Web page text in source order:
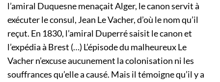
l’amiral Duquesne menaçait Alger, le canon servit à
exécuter le consul, Jean Le Vacher, d’où le nom qu’il
reçut. En 1830, l’amiral Duperré saisit le canon et
l’expédia à Brest (…) L’épisode du malheureux Le
Vacher n’excuse aucunement la colonisation ni les
souffrances qu’elle a causé. Mais il témoigne qu’il y a